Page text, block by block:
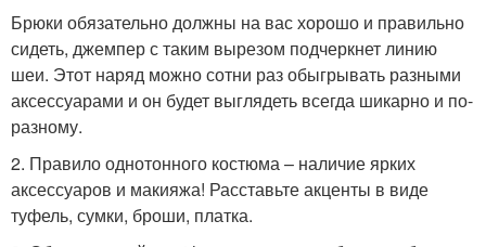
Брюки обязательно должны на вас хорошо и правильно
сидеть, джемпер с таким вырезом подчеркнет линию
шеи. Этот наряд можно сотни раз обыгрывать разными
аксессуарами и он будет выглядеть всегда шикарно и по-
разному.
2. Правило однотонного костюма – наличие ярких
аксессуаров и макияжа! Расставьте акценты в виде
туфель, сумки, броши, платка.